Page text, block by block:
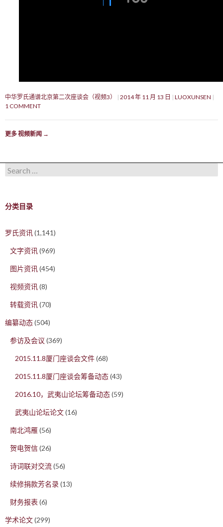
中华罗氏通谱北京第二次座谈会（视频3） 2014 年 11 月 13 日
LUOXUNSEN
1 COMMENT
更多 视频新闻 →
Search for:
分类目录
罗氏资讯(1,141)
文字资讯(969)
图片资讯(454)
视频资讯(8)
转载资讯(70)
编纂动态(504)
参访及会议 (369)
2015.11.8厦门座谈会文件(68)
2015.11.8厦门座谈会筹备动态(43)
2016.10，武夷山论坛筹备动态(59)
武夷山论坛论文(16)
南北鸿雁(56)
贺电贺信(26)
诗词联对交流(56)
续修捐款芳名录(13)
财务报表 (6)
学术论文(299)